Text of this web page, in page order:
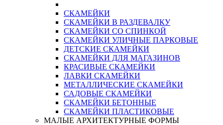
СКАМЕЙКИ
СКАМЕЙКИ В РАЗДЕВАЛКУ
СКАМЕЙКИ СО СПИНКОЙ
СКАМЕЙКИ УЛИЧНЫЕ ПАРКОВЫЕ
ДЕТСКИЕ СКАМЕЙКИ
СКАМЕЙКИ ДЛЯ МАГАЗИНОВ
КРАСИВЫЕ СКАМЕЙКИ
ЛАВКИ СКАМЕЙКИ
МЕТАЛЛИЧЕСКИЕ СКАМЕЙКИ
САДОВЫЕ СКАМЕЙКИ
СКАМЕЙКИ БЕТОННЫЕ
СКАМЕЙКИ ПЛАСТИКОВЫЕ
МАЛЫЕ АРХИТЕКТУРНЫЕ ФОРМЫ